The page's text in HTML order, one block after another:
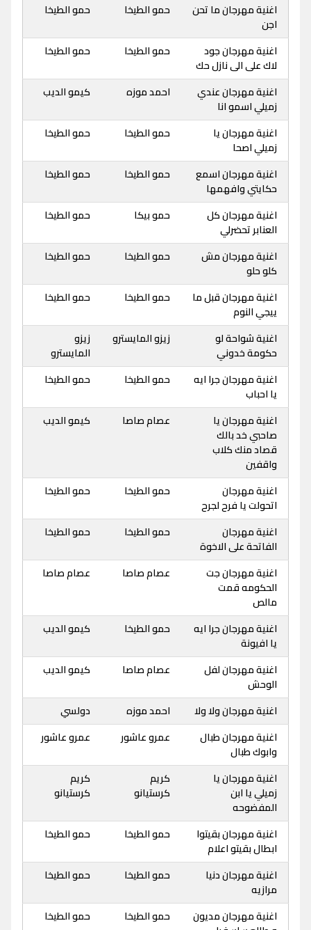
اغنية مهرجان ما تحن
اجن
حمو الطيخا حمو الطيخا
اغنية مهرجان جود
لاك على الى نازل حك
حمو الطيخا حمو الطيخا
اغنية مهرجان عندي
زميلي اسمو انا
احمد موزه كيمو الديب
اغنية مهرجان يا
زميلي اصحا
حمو الطيخا حمو الطيخا
اغنية مهرجان اسمع
حكايتي وافهمها
حمو الطيخا حمو الطيخا
اغنية مهرجان كل
العنابر تحضرلي
حمو بيكا حمو الطيخا
اغنية مهرجان مش
كلو حلو
حمو الطيخا حمو الطيخا
اغنية مهرجان قبل ما
ييجي النوم
حمو الطيخا حمو الطيخا
اغنية شواحة لو
حكومة خدوني
زيزو المايسترو
زيزو
المايسترو
اغنية مهرجان جرا ايه
يا احباب
حمو الطيخا حمو الطيخا
اغنية مهرجان يا
صاحبي خد بالك
قصاد منك كلاب
واقفين
عصام صاصا كيمو الديب
اغنية مهرجان
اتحولت يا فرح لجرح
حمو الطيخا حمو الطيخا
اغنية مهرجان
الفاتحة على الاخوة
حمو الطيخا حمو الطيخا
اغنية مهرجان جت
الحكومه قمت
مالص
عصام صاصا عصام صاصا
اغنية مهرجان جرا ايه
يا افيونة
حمو الطيخا كيمو الديب
اغنية مهرجان لفل
الوحش
عصام صاصا كيمو الديب
اغنية مهرجان ولا ولا احمد موزه
دولسي
اغنية مهرجان طبال
وابوك طبال
عمرو عاشور عمرو عاشور
اغنية مهرجان يا
زميلي يا ابن
المفضوحه
كريم
كرستيانو
كريم
كرستيانو
اغنية مهرجان بقيتوا
ابطال بقيتو اعلام
حمو الطيخا حمو الطيخا
اغنية مهرجان دنيا
مرازيه
حمو الطيخا حمو الطيخا
اغنية مهرجان مديون
حمو الطيخا حمو الطيخا